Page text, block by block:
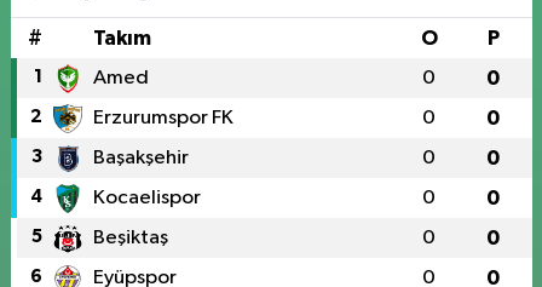
# Takım O P
1 Amed 0 0
2 Erzurumspor FK 0 0
3 Başakşehir 0 0
4 Kocaelispor 0 0
5 Beşiktaş 0 0
6 Eyüpspor 0 0